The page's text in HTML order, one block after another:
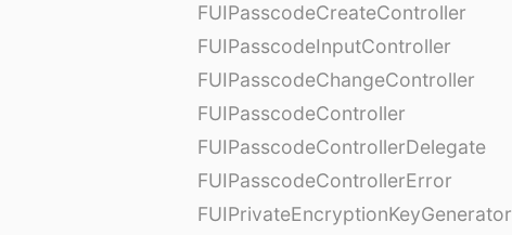
FUIPasscodeCreateController
FUIPasscodeInputController
FUIPasscodeChangeController
FUIPasscodeController
FUIPasscodeControllerDelegate
FUIPasscodeControllerError
FUIPrivateEncryptionKeyGenerator